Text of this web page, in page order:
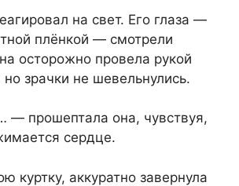
на свет. Его глаза —
плёнкой — смотрели
осторожно провела рукой
зрачки не шевельнулись.
— прошептала она, чувствуя,
сердце.
куртку, аккуратно завернула